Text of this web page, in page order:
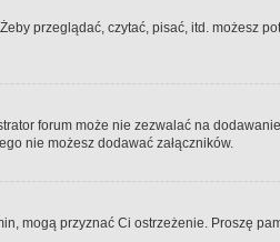
przeglądać, czytać, pisać, itd. możesz
forum może nie zezwalać na
nie możesz dodawać załączników.
mogą przyznać Ci ostrzeżenie. Proszę